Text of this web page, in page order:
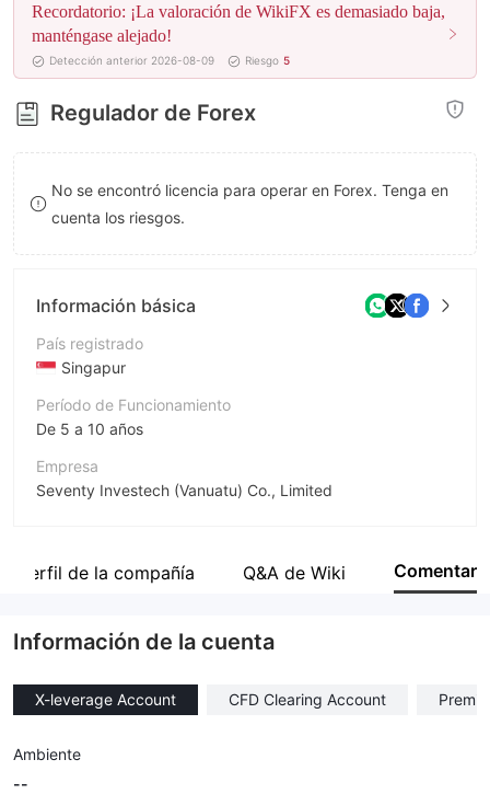
8
9
8
9
Recordatorio: ¡La valoración de WikiFX es demasiado baja,
manténgase alejado!
Detección anterior 2026-08-09 Riesgo 5
Regulador de Forex
No se encontró licencia para operar en Forex. Tenga en
cuenta los riesgos.
Información básica
País registrado
Singapur
Período de Funcionamiento
De 5 a 10 años
Empresa
Seventy Investech (Vanuatu) Co., Limited
Empleado de la empresa
Perfil de la compañía Q&A de Wiki Comentar
Información de la cuenta
X-leverage Account CFD Clearing Account
Ambiente
--